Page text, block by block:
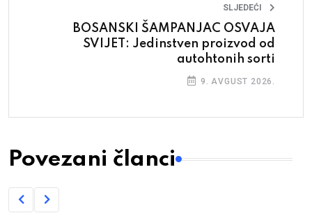
SLJEDEĆI
BOSANSKI ŠAMPANJAC OSVAJA
SVIJET: Jedinstven proizvod od
autohtonih sorti
9. AVGUST 2026.
Povezani članci